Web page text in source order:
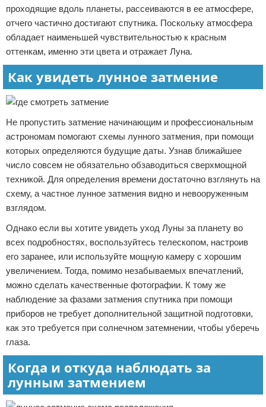
проходящие вдоль планеты, рассеиваются в ее атмосфере,
отчего частично достигают спутника. Поскольку атмосфера
обладает наименьшей чувствительностью к красным
оттенкам, именно эти цвета и отражает Луна.
Как увидеть лунное затмение
Не пропустить затмение начинающим и профессиональным
астрономам помогают схемы лунного затмения, при помощи
которых определяются будущие даты. Узнав ближайшее
число совсем не обязательно обзаводиться сверхмощной
техникой. Для определения времени достаточно взглянуть на
схему, а частное лунное затмения видно и невооруженным
взглядом.
Однако если вы хотите увидеть уход Луны за планету во
всех подробностях, воспользуйтесь телескопом, настроив
его заранее, или используйте мощную камеру с хорошим
увеличением. Тогда, помимо незабываемых впечатлений,
можно сделать качественные фотографии. К тому же
наблюдение за фазами затмения спутника при помощи
приборов не требует дополнительной защитной подготовки,
как это требуется при солнечном затемнении, чтобы уберечь
глаза.
Когда и откуда наблюдать за
лунным затмением